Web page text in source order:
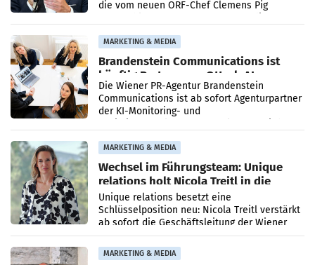
die vom neuen ORF-Chef Clemens Pig
MARKETING & MEDIA
Brandenstein Communications ist
künftig Partner von OtterlyAI
Die Wiener PR-Agentur Brandenstein
Communications ist ab sofort Agenturpartner
der KI-Monitoring- und
MARKETING & MEDIA
Wechsel im Führungsteam: Unique
relations holt Nicola Treitl in die
Geschäftsleitung
Unique relations besetzt eine
Schlüsselposition neu: Nicola Treitl verstärkt
ab sofort die Geschäftsleitung der Wiener
PR-Agentur an der Seite von Josef Kalina und
Anna Kalina-Mahr.
MARKETING & MEDIA